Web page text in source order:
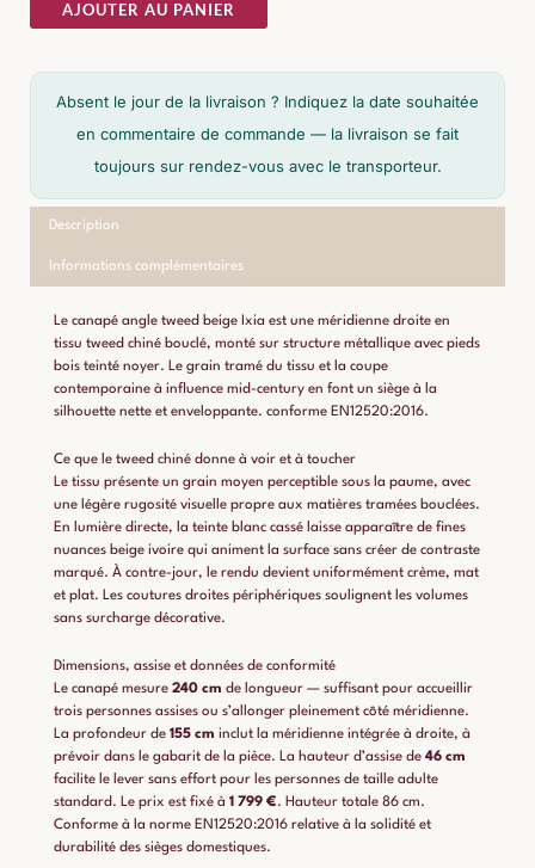
Tissu-
AJOUTER AU PANIER
Absent le jour de la livraison ? Indiquez la date souhaitée
en commentaire de commande — la livraison se fait
toujours sur rendez-vous avec le transporteur.
Description
Informations complémentaires
Le canapé angle tweed beige Ixia est une méridienne droite en
tissu tweed chiné bouclé, monté sur structure métallique avec pieds
bois teinté noyer. Le grain tramé du tissu et la coupe
contemporaine à influence mid-century en font un siège à la
silhouette nette et enveloppante. conforme EN12520:2016.
Ce que le tweed chiné donne à voir et à toucher
Le tissu présente un grain moyen perceptible sous la paume, avec
une légère rugosité visuelle propre aux matières tramées bouclées.
En lumière directe, la teinte blanc cassé laisse apparaître de fines
nuances beige ivoire qui animent la surface sans créer de contraste
marqué. À contre-jour, le rendu devient uniformément crème, mat
et plat. Les coutures droites périphériques soulignent les volumes
sans surcharge décorative.
Dimensions, assise et données de conformité
Le canapé mesure 240 cm de longueur — suffisant pour accueillir
trois personnes assises ou s’allonger pleinement côté méridienne.
La profondeur de 155 cm inclut la méridienne intégrée à droite, à
prévoir dans le gabarit de la pièce. La hauteur d’assise de 46 cm
facilite le lever sans effort pour les personnes de taille adulte
standard. Le prix est fixé à 1 799 €. Hauteur totale 86 cm.
Conforme à la norme EN12520:2016 relative à la solidité et
durabilité des sièges domestiques.